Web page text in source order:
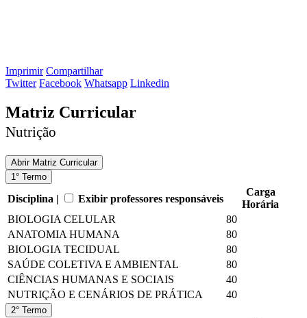
Imprimir Compartilhar
Twitter Facebook Whatsapp Linkedin
Matriz Curricular
Nutrição
AbrirMatriz Curricular
1° Termo
Disciplina | Exibir professores responsáveis
Carga
Horária
BIOLOGIA CELULAR
80
ANATOMIA HUMANA
80
BIOLOGIA TECIDUAL
80
SAÚDE COLETIVA E AMBIENTAL
80
CIÊNCIAS HUMANAS E SOCIAIS
40
NUTRIÇÃO E CENÁRIOS DE PRÁTICA
40
2° Termo